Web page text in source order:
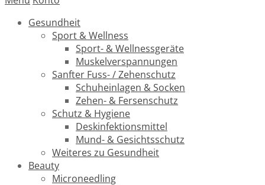
Gesundheit
Sport & Wellness
Sport- & Wellnessgeräte
Muskelverspannungen
Sanfter Fuss- / Zehenschutz
Schuheinlagen & Socken
Zehen- & Fersenschutz
Schutz & Hygiene
Deskinfektionsmittel
Mund- & Gesichtsschutz
Weiteres zu Gesundheit
Beauty
Microneedling